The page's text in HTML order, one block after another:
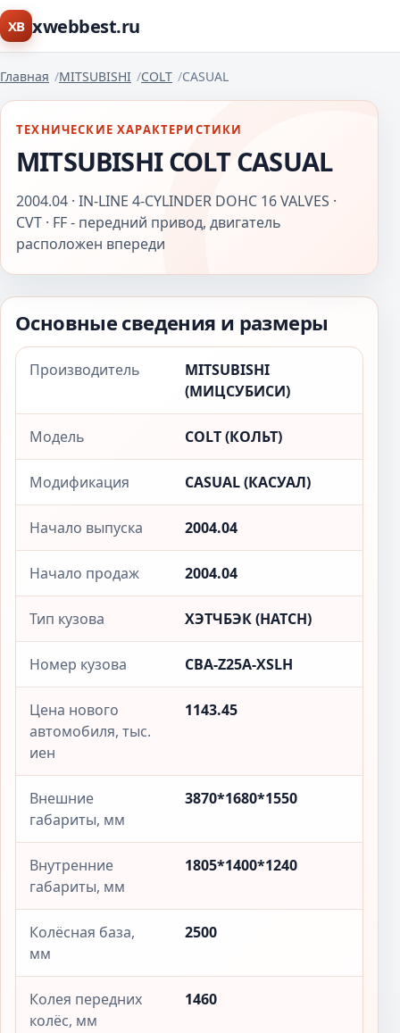
XB xwebbest.ru
Главная MITSUBISHI COLT CASUAL
ТЕХНИЧЕСКИЕ ХАРАКТЕРИСТИКИ
MITSUBISHI COLT CASUAL
2004.04 · IN-LINE 4-CYLINDER DOHC 16 VALVES ·
CVT · FF - передний привод, двигатель
расположен впереди
Основные сведения и размеры
Производитель
MITSUBISHI
(МИЦСУБИСИ)
Модель COLT (КОЛЬТ)
Модификация CASUAL (КАСУАЛ)
Начало выпуска 2004.04
Начало продаж 2004.04
Тип кузова ХЭТЧБЭК (HATCH)
Номер кузова CBA-Z25A-XSLH
Цена нового
автомобиля, тыс.
иен
1143.45
Внешние
габариты, мм
3870*1680*1550
Внутренние
габариты, мм
1805*1400*1240
Колёсная база,
мм
2500
Колея передних
колёс, мм
1460